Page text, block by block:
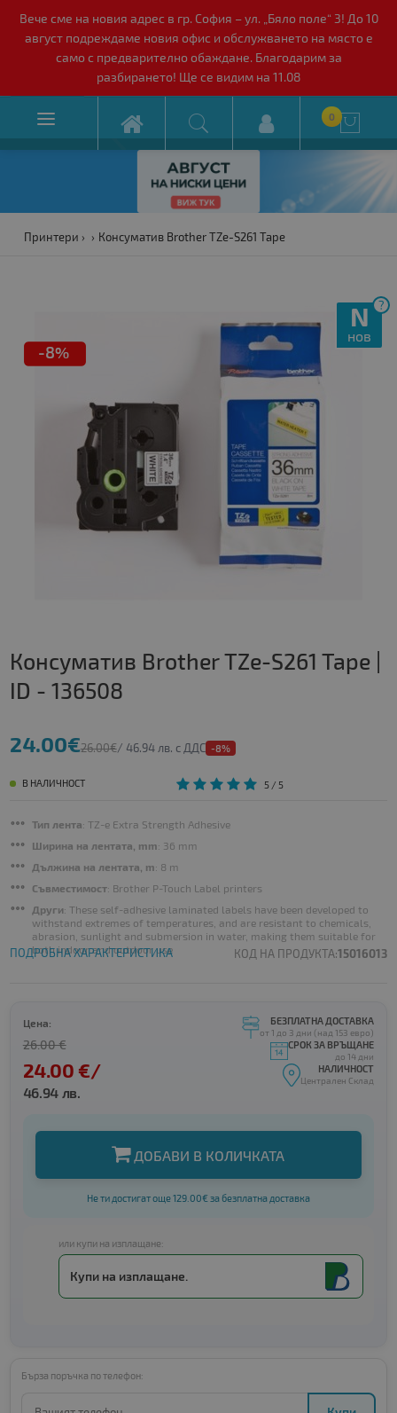
Вече сме на новия адрес в гр. София – ул. „Бяло поле“ 3! До 10
август подреждаме новия офис и обслужването на място е
само с предварително обаждане. Благодарим за
разбирането! Ще се видим на 11.08
 0 
Принтери Консуматив Brother TZe-S261 Tape
?
N
нов
-8%
Консуматив Brother TZe-S261 Tape |
ID - 136508
24.00€26.00€/ 46.94 лв. с ДДС -8%
В НАЛИЧНОСТ 5/ 5
Тип лента: TZ-e Extra Strength Adhesive
Ширина на лентата, mm: 36 mm
Дължина на лентата, m: 8 m
Съвместимост: Brother P-Touch Label printers
Други: These self-adhesive laminated labels have been developed to
withstand extremes of temperatures, and are resistant to chemicals,
abrasion, sunlight and submersion in water, making them suitable for
both indoor and outdoor use
ПОДРОБНА ХАРАКТЕРИСТИКА КОД НА ПРОДУКТА:15016013
Цена:
26.00 €
24.00 €/
46.94 лв.
БЕЗПЛАТНА ДОСТАВКА
от 1 до 3 дни (над 153 евро)
СРОК ЗА ВРЪЩАНЕ
до 14 дни
НАЛИЧНОСТ
Централен Склад
ДОБАВИ В КОЛИЧКАТА
Не ти достигат още 129.00€ за безплатна доставка
или купи на изплащане:
Купи на изплащане.
Бърза поръчка по телефон: